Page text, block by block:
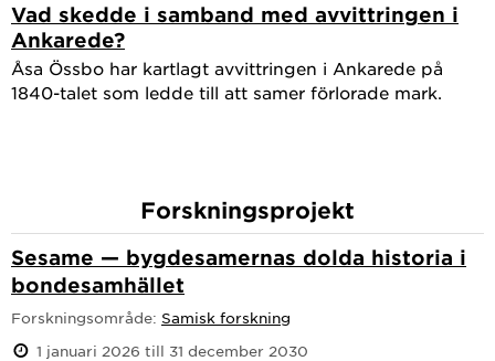
Vad skedde i samband med avvittringen i
Ankarede?
Åsa Össbo har kartlagt avvittringen i Ankarede på
1840-talet som ledde till att samer förlorade mark.
Forskningsprojekt
Sesame — bygdesamernas dolda historia i
bondesamhället
Forskningsområde: Samisk forskning
1 januari 2026 till 31 december 2030